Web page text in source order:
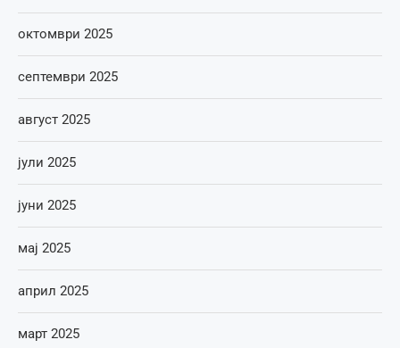
октомври 2025
септември 2025
август 2025
јули 2025
јуни 2025
мај 2025
април 2025
март 2025